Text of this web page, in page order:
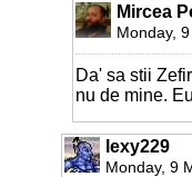
Mircea
Monday,
Da' sa stii
nu de mine.
lexy229
Monday, 9